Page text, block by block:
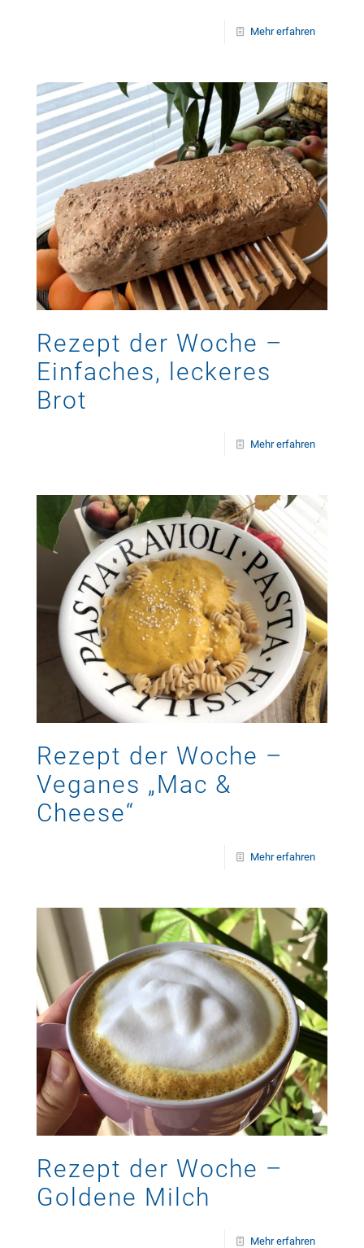
Mehr erfahren
Rezept der Woche –
Einfaches, leckeres
Brot
Mehr erfahren
Rezept der Woche –
Veganes „Mac &
Cheese“
Mehr erfahren
Rezept der Woche –
Goldene Milch
Mehr erfahren